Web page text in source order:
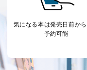
気になる本は発売日前か
予約可能